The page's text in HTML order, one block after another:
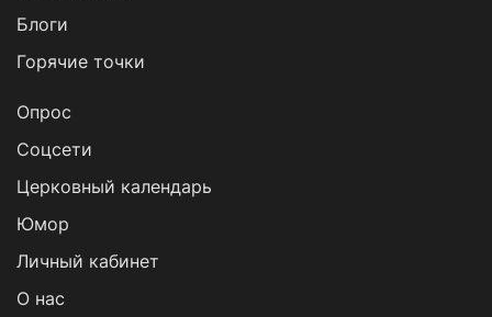
Блоги
Горячие точки
Опрос
Cоцсети
Церковный календарь
Юмор
Личный кабинет
О нас